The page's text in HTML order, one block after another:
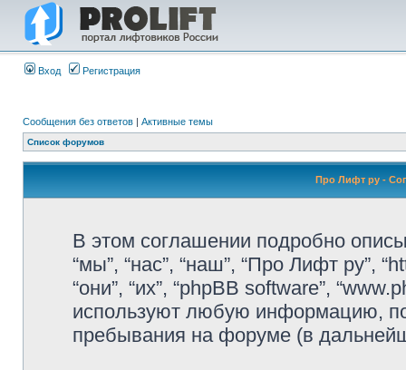
Вход Регистрация
Сообщения без ответов | Активные темы
Список форумов
Про Лифт ру -
В этом соглашении подробно
“мы”, “нас”, “наш”, “Про Лифт ру”,
“они”, “их”, “phpBB software”,
используют любую информацию,
пребывания на форуме (в